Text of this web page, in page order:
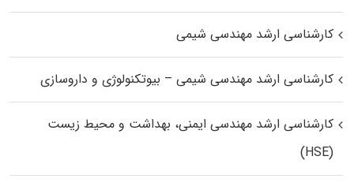
کارشناسی ارشد مهندسی شیمی
کارشناسی ارشد مهندسی شیمی – بیوتکنولوژی و داروسازی
کارشناسی ارشد مهندسی ایمنی، بهداشت و محیط زیست
(HSE)